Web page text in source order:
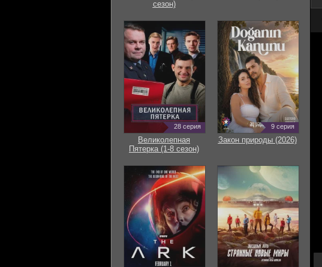
сезон)
28 серия
Великолепная
Пятерка (1-8 сезон)
9 серия
Закон природы (2026)